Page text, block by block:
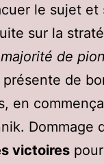
le sujet et
sur la
de
présente de
en
Dommage
victoires